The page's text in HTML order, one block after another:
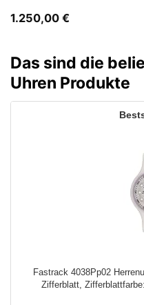
1.250,00 €
Das sind die
Uhren Produkte
Fastrack 4038Pp02
Zifferblatt,